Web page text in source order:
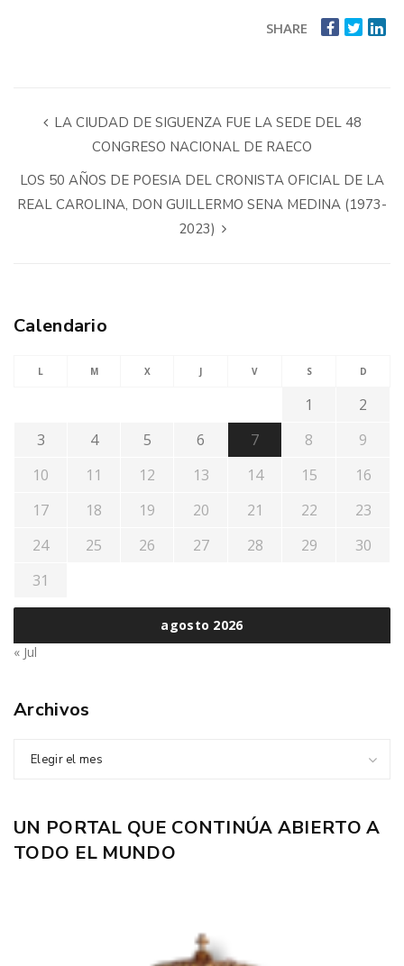
SHARE
LA CIUDAD DE SIGUENZA FUE LA SEDE DEL 48
CONGRESO NACIONAL DE RAECO
LOS 50 AÑOS DE POESIA DEL CRONISTA OFICIAL DE LA
REAL CAROLINA, DON GUILLERMO SENA MEDINA (1973-
2023)
Calendario
agosto 2026
L M X J V S D
1
2
3
4 5 6 7 8
9
10
11 12 13 14 15
16
17
18 19 20 21 22
23
24
25 26 27 28 29
30
31
« Jul
Archivos
Elegir el mes
UN PORTAL QUE CONTINÚA ABIERTO A
TODO EL MUNDO